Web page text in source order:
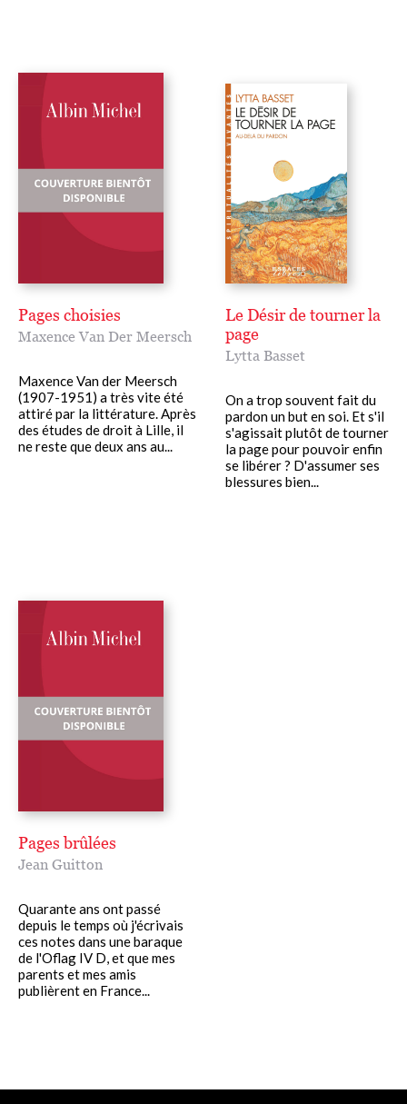
Pages choisies
Maxence Van Der Meersch
Maxence Van der Meersch
(1907-1951) a très vite été
attiré par la littérature. Après
des études de droit à Lille, il
ne reste que deux ans au...
Le Désir de tourner la
page
Lytta Basset
On a trop souvent fait du
pardon un but en soi. Et s'il
s'agissait plutôt de tourner
la page pour pouvoir enfin
se libérer ? D'assumer ses
blessures bien...
Pages brûlées
Jean Guitton
Quarante ans ont passé
depuis le temps où j'écrivais
ces notes dans une baraque
de l'Oflag IV D, et que mes
parents et mes amis
publièrent en France...